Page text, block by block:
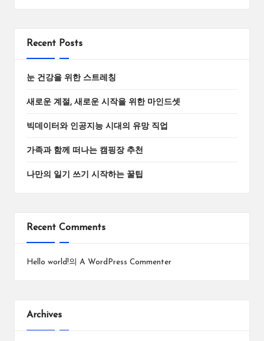
Recent Posts
눈 건강을 위한 스트레칭
새로운 계절, 새로운 시작을 위한 마인드셋
빅데이터와 인공지능 시대의 유망 직업
가족과 함께 떠나는 캠핑장 추천
나만의 일기 쓰기 시작하는 꿀팁
Recent Comments
Hello world!의 A WordPress Commenter
Archives